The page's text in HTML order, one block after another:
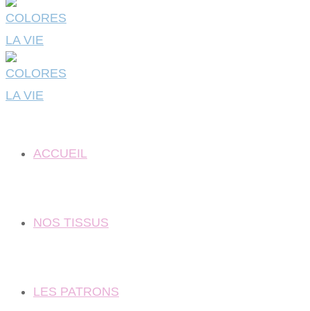
ACCUEIL
NOS TISSUS
LES PATRONS